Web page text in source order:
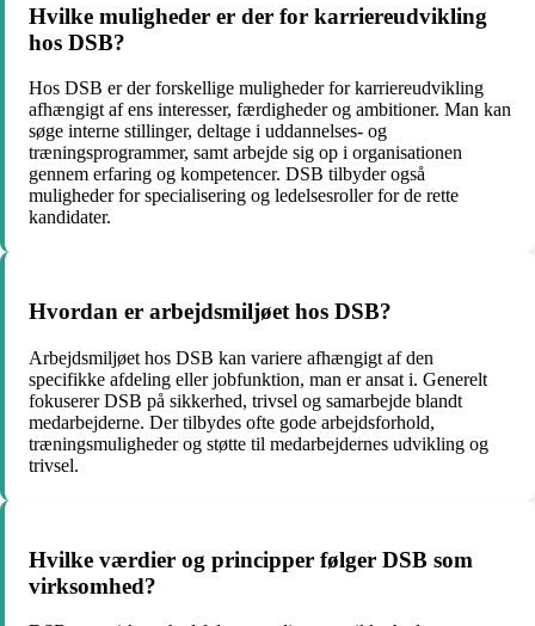
Hvilke muligheder er der for karriereudvikling
hos DSB?
Hos DSB er der forskellige muligheder for karriereudvikling
afhængigt af ens interesser, færdigheder og ambitioner. Man kan
søge interne stillinger, deltage i uddannelses- og
træningsprogrammer, samt arbejde sig op i organisationen
gennem erfaring og kompetencer. DSB tilbyder også
muligheder for specialisering og ledelsesroller for de rette
kandidater.
Hvordan er arbejdsmiljøet hos DSB?
Arbejdsmiljøet hos DSB kan variere afhængigt af den
specifikke afdeling eller jobfunktion, man er ansat i. Generelt
fokuserer DSB på sikkerhed, trivsel og samarbejde blandt
medarbejderne. Der tilbydes ofte gode arbejdsforhold,
træningsmuligheder og støtte til medarbejdernes udvikling og
trivsel.
Hvilke værdier og principper følger DSB som
virksomhed?